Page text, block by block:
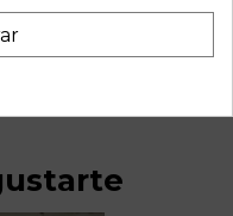
ford puma (cce) | 0.97 -
97FG14B056DF